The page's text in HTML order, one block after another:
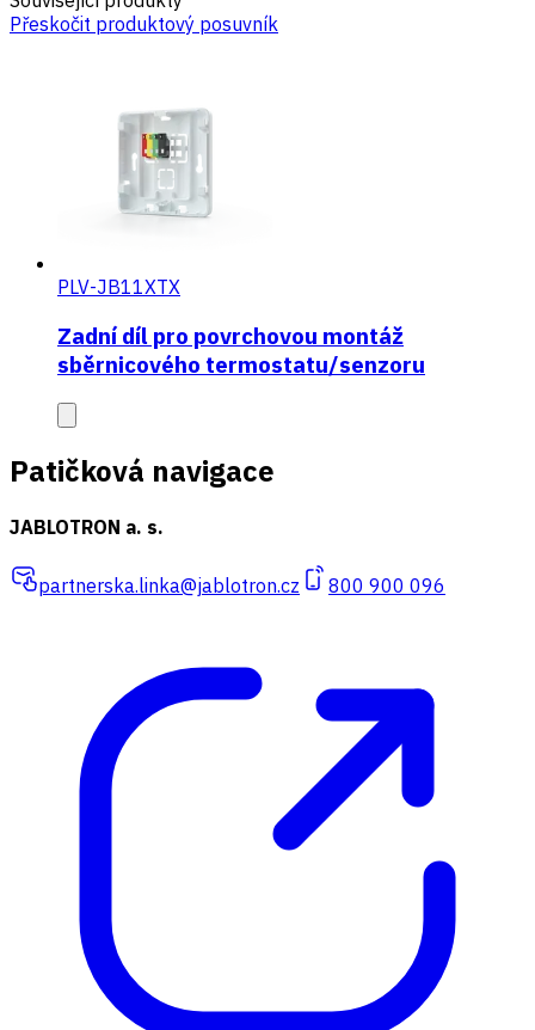
Přeskočit produktový posuvník
PLV-JB11XTX
Zadní díl pro povrchovou montáž
sběrnicového termostatu/senzoru
Patičková navigace
JABLOTRON a. s.
partnerska.linka@jablotron.cz 800 900 096